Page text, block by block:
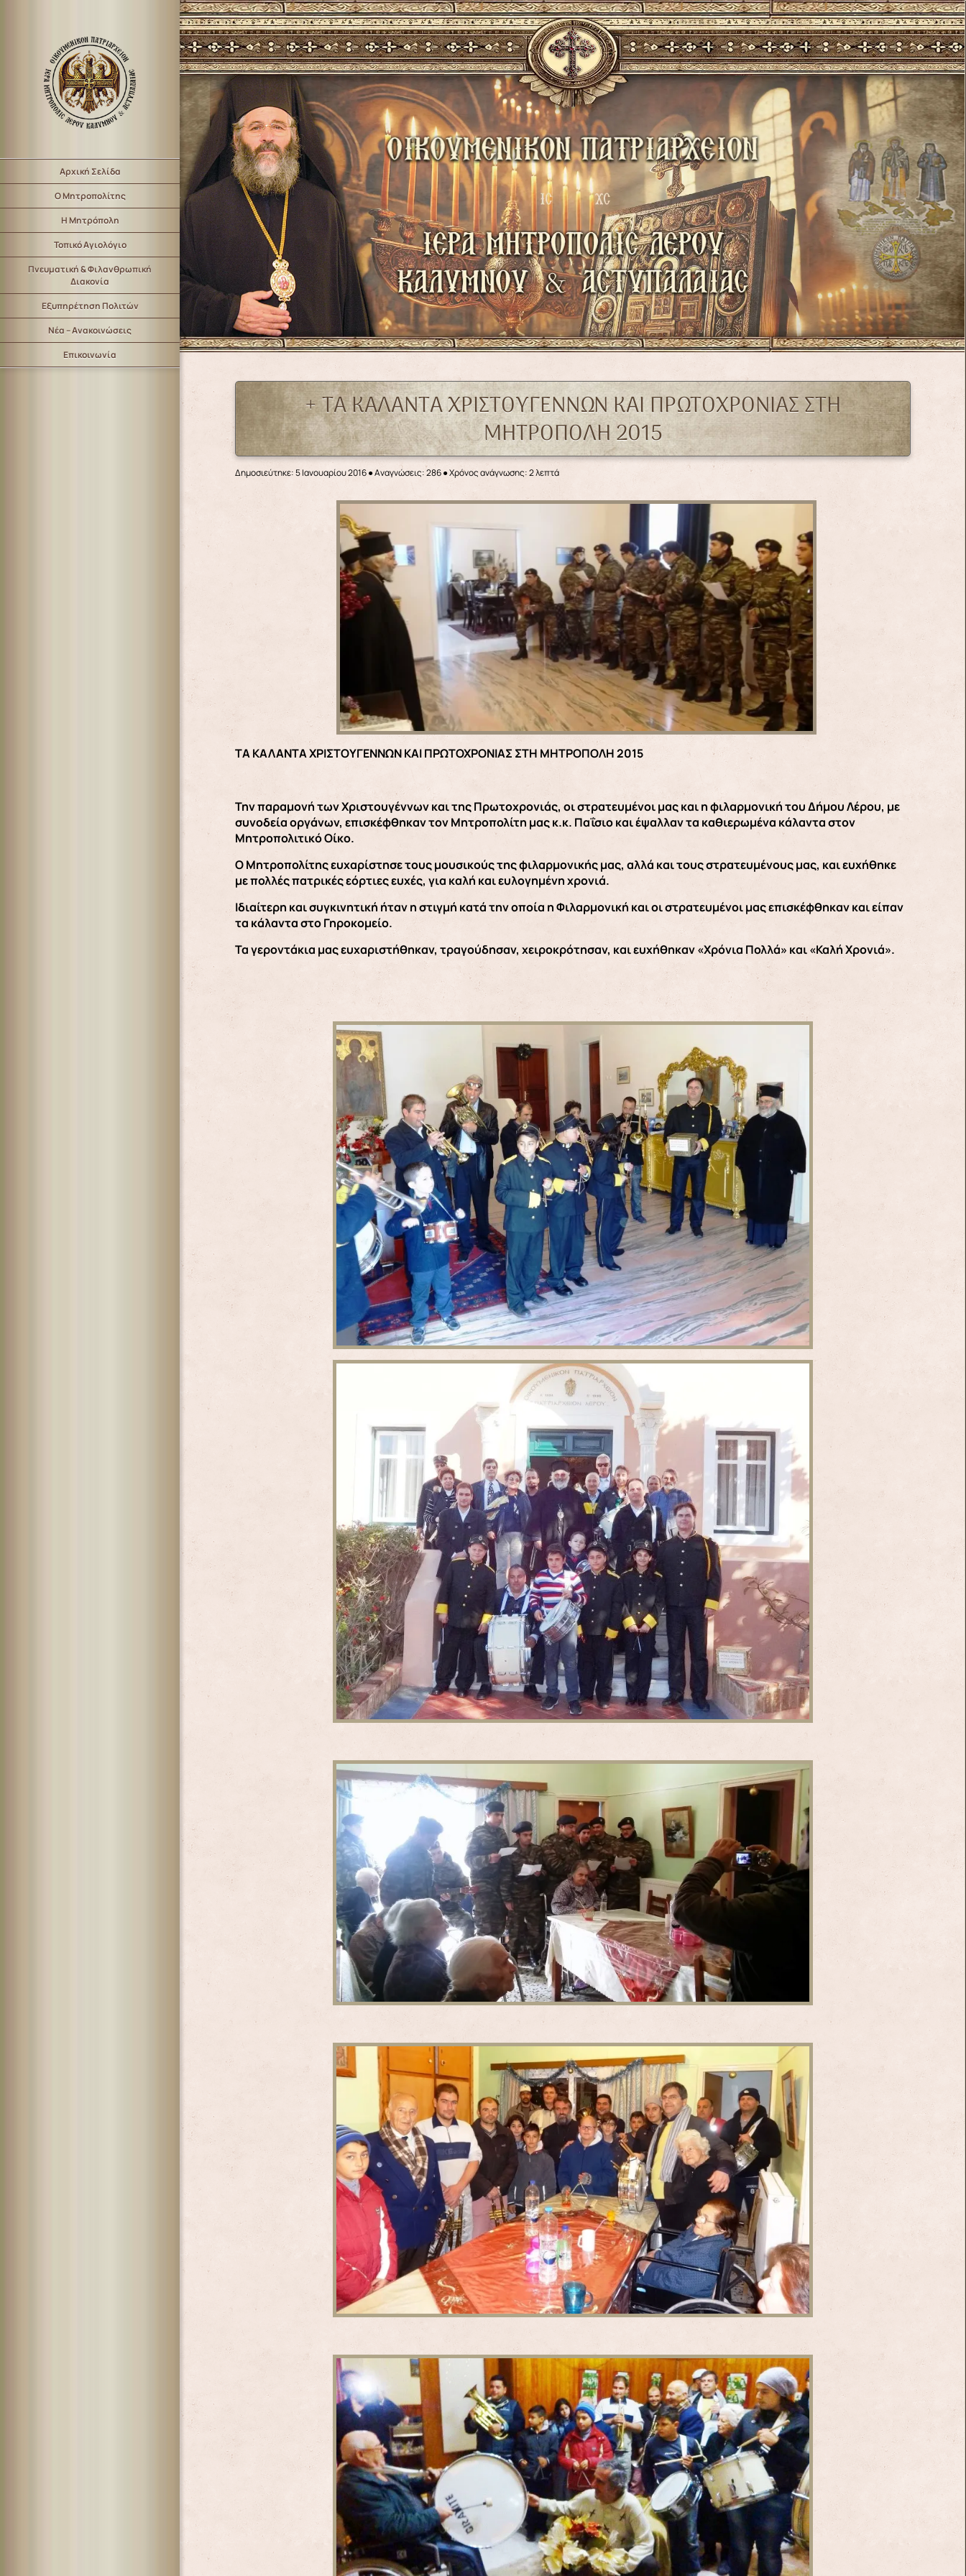
Αρχική Σελίδα
Ο Μητροπολίτης
Η Μητρόπολη
Τοπικό Αγιολόγιο
Πνευματική & Φιλανθρωπική
Διακονία
Εξυπηρέτηση Πολιτών
Νέα – Ανακοινώσεις
Επικοινωνία
+ ΤΑ ΚΑΛΑΝΤΑ ΧΡΙΣΤΟΥΓΕΝΝΩΝ ΚΑΙ ΠΡΩΤΟΧΡΟΝΙΑΣ ΣΤΗ
ΜΗΤΡΟΠΟΛΗ 2015
Δημοσιεύτηκε: 5 Ιανουαρίου 2016●Αναγνώσεις: 286● Χρόνος ανάγνωσης: 2 λεπτά
ΤΑ ΚΑΛΑΝΤΑ ΧΡΙΣΤΟΥΓΕΝΝΩΝ ΚΑΙ ΠΡΩΤΟΧΡΟΝΙΑΣ ΣΤΗ ΜΗΤΡΟΠΟΛΗ 2015
Την παραμονή των Χριστουγέννων και της Πρωτοχρονιάς, οι στρατευμένοι μας και η φιλαρμονική του Δήμου Λέρου, με
συνοδεία οργάνων, επισκέφθηκαν τον Μητροπολίτη μας κ.κ. Παΐσιο και έψαλλαν τα καθιερωμένα κάλαντα στον
Μητροπολιτικό Οίκο.
Ο Μητροπολίτης ευχαρίστησε τους μουσικούς της φιλαρμονικής μας, αλλά και τους στρατευμένους μας, και ευχήθηκε
με πολλές πατρικές εόρτιες ευχές, για καλή και ευλογημένη χρονιά.
Ιδιαίτερη και συγκινητική ήταν η στιγμή κατά την οποία η Φιλαρμονική και οι στρατευμένοι μας επισκέφθηκαν και είπαν
τα κάλαντα στο Γηροκομείο.
Τα γεροντάκια μας ευχαριστήθηκαν, τραγούδησαν, χειροκρότησαν, και ευχήθηκαν «Χρόνια Πολλά» και «Καλή Χρονιά».